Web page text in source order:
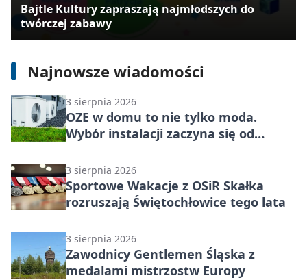
Bajtle Kultury zapraszają najmłodszych do
twórczej zabawy
Najnowsze wiadomości
4 sierpnia 2026
Mammobus przy granicy
Świętochłowic. Badanie potrwa tylko
pięć minut
3 sierpnia 2026
OZE w domu to nie tylko moda.
Wybór instalacji zaczyna się od
3 sierpnia 2026
Sportowe Wakacje z OSiR Skałka
rozruszają Świętochłowice tego lata
3 sierpnia 2026
Zawodnicy Gentlemen Śląska z
medalami mistrzostw Europy